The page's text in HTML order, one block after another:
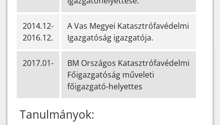
2014.12-
2016.12.
A Vas Megyei Katasztrófavédelmi
Igazgatóság igazgatója.
2017.01-
BM Országos Katasztrófavédelmi
Főigazgatóság műveleti
főigazgató-helyettes
Tanulmányok: